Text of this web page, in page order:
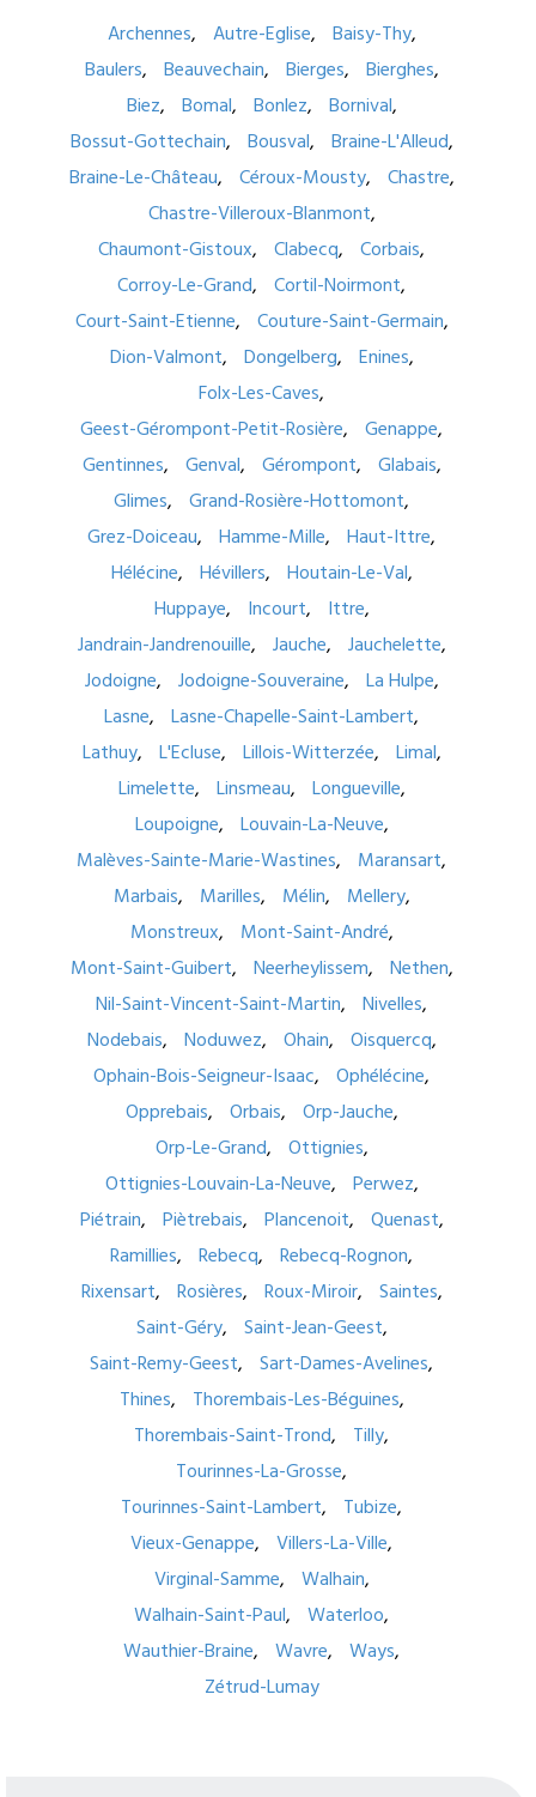
Archennes Autre-Eglise
Baisy-Thy
Baulers
Beauvechain Bierges
Bierghes
Biez
Bomal Bonlez
Bornival
Bossut-Gottechain
Bousval
Braine-L'Alleud
Braine-Le-Château
Céroux-Mousty
Chastre
Chastre-Villeroux-Blanmont
Chaumont-Gistoux
Clabecq
Corbais
Corroy-Le-Grand
Cortil-Noirmont
Court-Saint-Etienne
Couture-Saint-Germain
Dion-Valmont
Dongelberg
Enines
Folx-Les-Caves
Geest-Gérompont-Petit-Rosière
Genappe
Gentinnes
Genval Gérompont
Glabais
Glimes
Grand-Rosière-Hottomont
Grez-Doiceau
Hamme-Mille
Haut-Ittre
Hélécine
Hévillers
Houtain-Le-Val
Huppaye
Incourt
Ittre
Jandrain-Jandrenouille
Jauche
Jauchelette
Jodoigne
Jodoigne-Souveraine
La Hulpe
Lasne
Lasne-Chapelle-Saint-Lambert
Lathuy
L'Ecluse Lillois-Witterzée
Limal
Limelette
Linsmeau
Longueville
Loupoigne
Louvain-La-Neuve
Malèves-Sainte-Marie-Wastines
Maransart
Marbais
Marilles Mélin
Mellery
Monstreux
Mont-Saint-André
Mont-Saint-Guibert
Neerheylissem
Nethen
Nil-Saint-Vincent-Saint-Martin
Nivelles
Nodebais
Noduwez Ohain
Oisquercq
Ophain-Bois-Seigneur-Isaac
Ophélécine
Opprebais
Orbais
Orp-Jauche
Orp-Le-Grand
Ottignies
Ottignies-Louvain-La-Neuve
Perwez
Piétrain
Piètrebais Plancenoit
Quenast
Ramillies
Rebecq
Rebecq-Rognon
Rixensart
Rosières Roux-Miroir
Saintes
Saint-Géry
Saint-Jean-Geest
Saint-Remy-Geest
Sart-Dames-Avelines
Thines
Thorembais-Les-Béguines
Thorembais-Saint-Trond
Tilly
Tourinnes-La-Grosse
Tourinnes-Saint-Lambert
Tubize
Vieux-Genappe
Villers-La-Ville
Virginal-Samme
Walhain
Walhain-Saint-Paul
Waterloo
Wauthier-Braine
Wavre
Ways
Zétrud-Lumay